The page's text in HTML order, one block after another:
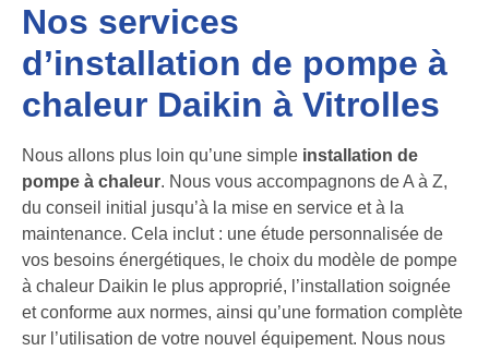
Nos services
d’installation de pompe à
chaleur Daikin à Vitrolles
Nous allons plus loin qu’une simple installation de
pompe à chaleur. Nous vous accompagnons de A à Z,
du conseil initial jusqu’à la mise en service et à la
maintenance. Cela inclut : une étude personnalisée de
vos besoins énergétiques, le choix du modèle de pompe
à chaleur Daikin le plus approprié, l’installation soignée
et conforme aux normes, ainsi qu’une formation complète
sur l’utilisation de votre nouvel équipement. Nous nous